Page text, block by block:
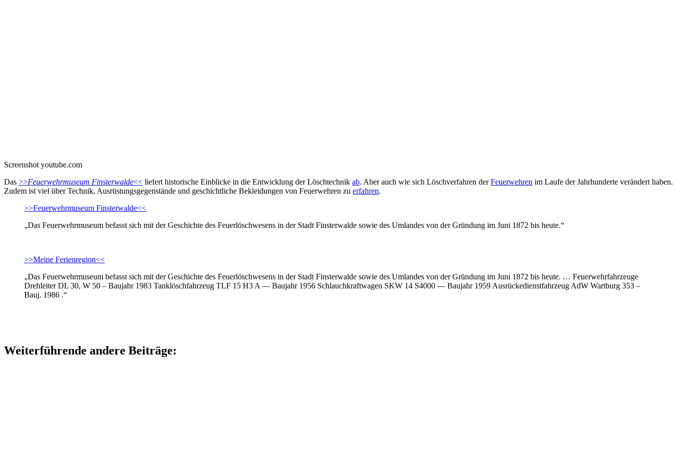
Screenshot youtube.com
Das >>Feuerwehrmuseum Finsterwalde<< liefert historische Einblicke in die Entwicklung der Löschtechnik ab. Aber auch wie sich Löschverfahren derFeuerwehren im Laufe der Jahrhunderte verändert haben.
Zudem ist viel über Technik, Ausrüstungsgegenstände und geschichtliche Bekleidungen von Feuerwehren zu erfahren.
>>Feuerwehrmuseum Finsterwalde<<
„Das Feuerwehrmuseum befasst sich mit der Geschichte des Feuerlöschwesens in der Stadt Finsterwalde sowie des Umlandes von der Gründung im Juni 1872 bis heute.“
>>Meine Ferienregion<<
„Das Feuerwehrmuseum befasst sich mit der Geschichte des Feuerlöschwesens in der Stadt Finsterwalde sowie des Umlandes von der Gründung im Juni 1872 bis heute. … Feuerwehrfahrzeuge
Drehleiter DL 30, W 50 – Baujahr 1983 Tanklöschfahrzeug TLF 15 H3 A — Baujahr 1956 Schlauchkraftwagen SKW 14 S4000 — Baujahr 1959 Ausrückedienstfahrzeug AdW Wartburg 353 –
Bauj. 1986 .“
Weiterführende andere Beiträge: